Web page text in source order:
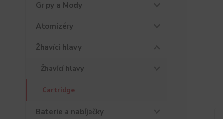
Gripy a Mody
Atomizéry
Žhavící hlavy
Žhavící hlavy
Cartridge
Baterie a nabíječky